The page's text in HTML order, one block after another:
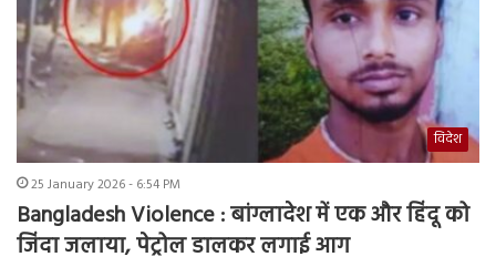
विदेश
25 January 2026 - 6:54 PM
Bangladesh Violence : बांग्लादेश में एक और हिंदू को
जिंदा जलाया, पेट्रोल डालकर लगाई आग